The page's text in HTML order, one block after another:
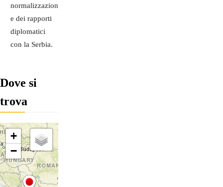
normalizzazion
e dei rapporti
diplomatici
con la Serbia.
Dove si
trova